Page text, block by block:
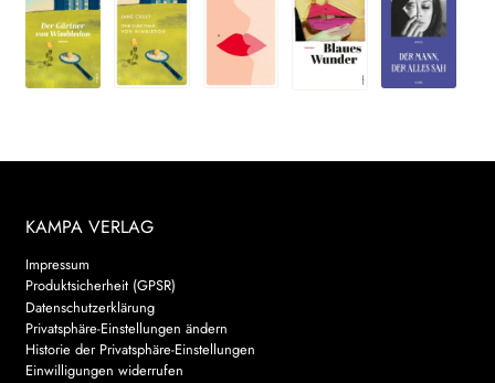
KAMPA VERLAG
Impressum
Produktsicherheit (GPSR)
Datenschutzerklärung
Privatsphäre-Einstellungen ändern
Historie der Privatsphäre-Einstellungen
Einwilligungen widerrufen